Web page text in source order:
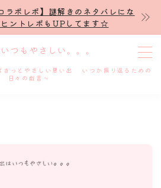
ラボレポ】謎解きのネタバレにな
ヒントレポもUPしてます☆
つもやさしい。。。
きっとやさしい思い出 いつか振り返るための
日々の戯言～